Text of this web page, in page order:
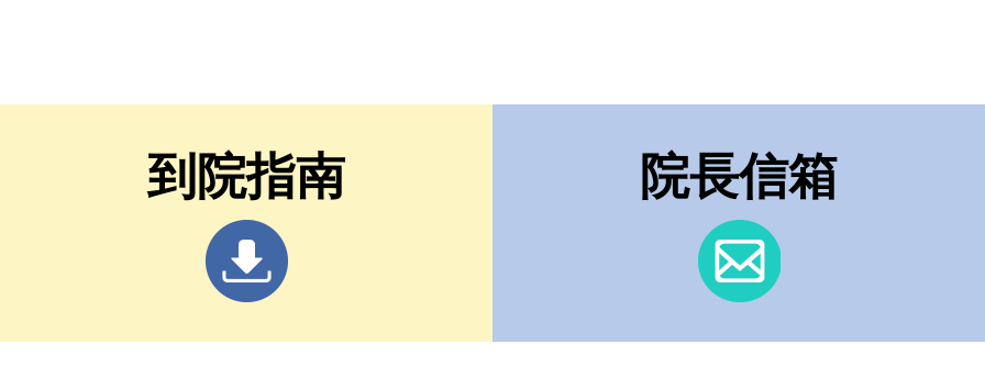
到院指南 院長信箱